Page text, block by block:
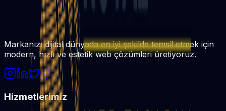
Markanızı dijital dünyada en iyi şekilde temsil etmek için
modern, hızlı ve estetik web çözümleri üretiyoruz.
Hizmetlerimiz